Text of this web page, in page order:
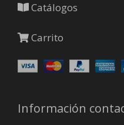
Catálogos
Carrito
Información